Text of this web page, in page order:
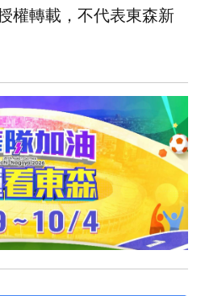
權轉載，不代表東森新